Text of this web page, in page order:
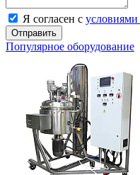
Я согласен с
Отправить
Популярное оборудование